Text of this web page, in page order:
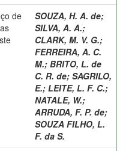
de
SOUZA, H. A. de;
SILVA, A. A.;
CLARK, M. V. G.;
FERREIRA, A. C.
M.; BRITO, L. de
C. R. de; SAGRILO,
E.; LEITE, L. F. C.;
NATALE, W.;
ARRUDA, F. P. de;
SOUZA FILHO, L.
F. da S.